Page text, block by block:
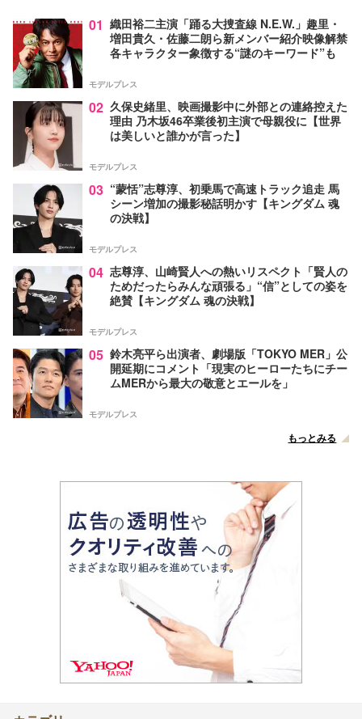
01 織田裕二主演「踊る大捜査線 N.E.W.」趣里・
増田貴久・佐藤二朗ら新メンバー紹介映像解禁
各キャラクター象徴する“謎のキーワード”も
モデルプレス
02 久保史緒里、映画撮影中に外部との連絡控えた
理由 乃木坂46卒業後初主演で母親役に【世界
は美しいと誰かが言った】
モデルプレス
03 “蒙恬”志尊淳、初乗馬で高速トラック追走 馬
シーン増加の撮影秘話明かす【キングダム 魂
の決戦】
モデルプレス
04 志尊淳、山崎賢人への熱いリスペクト「賢人の
ためだったらみんな頑張る」“信”としての姿を
絶賛【キングダム 魂の決戦】
モデルプレス
05 鈴木亮平ら出演者、劇場版「TOKYO MER」公
開延期にコメント「現実のヒーローたちにチー
ムMERから最大の敬意とエールを」
モデルプレス
もっとみる